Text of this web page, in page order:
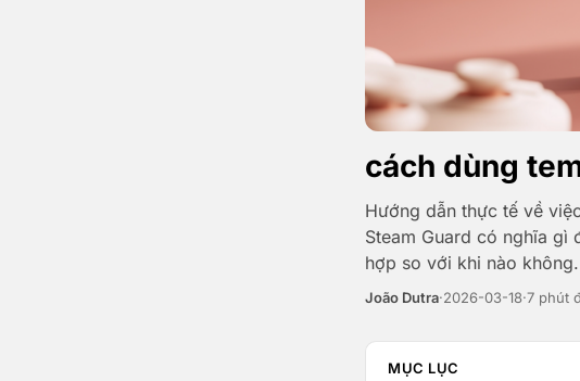
cách dùng
Hướng dẫn thực tế về
Steam Guard có nghĩa
hợp so với khi nào không.
João Dutra·2026-03-18·7 phút
MỤC LỤC